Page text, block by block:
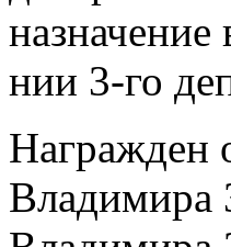
нии 3-го
Награжден
Владимира